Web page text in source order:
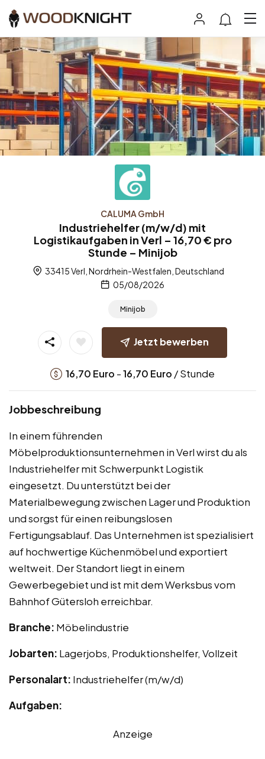
CALUMA GmbH
Industriehelfer (m/w/d) mit
Logistikaufgaben in Verl – 16,70 € pro
Stunde – Minijob
33415 Verl, Nordrhein-Westfalen, Deutschland
05/08/2026
Minijob
Jetzt bewerben
16,70 Euro -16,70 Euro / Stunde
Jobbeschreibung
In einem führenden
Möbelproduktionsunternehmen in Verl wirst du als
Industriehelfer mit Schwerpunkt Logistik
eingesetzt. Du unterstützt bei der
Materialbewegung zwischen Lager und Produktion
und sorgst für einen reibungslosen
Fertigungsablauf. Das Unternehmen ist spezialisiert
auf hochwertige Küchenmöbel und exportiert
weltweit. Der Standort liegt in einem
Gewerbegebiet und ist mit dem Werksbus vom
Bahnhof Gütersloh erreichbar.
Branche: Möbelindustrie
Jobarten: Lagerjobs, Produktionshelfer, Vollzeit
Personalart: Industriehelfer (m/w/d)
Aufgaben:
Anzeige